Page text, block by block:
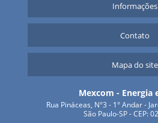
Informações
Contato
Mapa do site
Mexcom - Energia
Rua Pináceas, N°3 - 1° Andar -
São Paulo-SP - CEP: